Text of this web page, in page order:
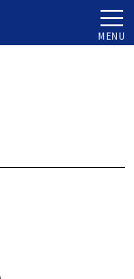
MENU